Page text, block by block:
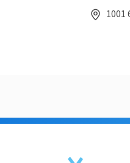
1001